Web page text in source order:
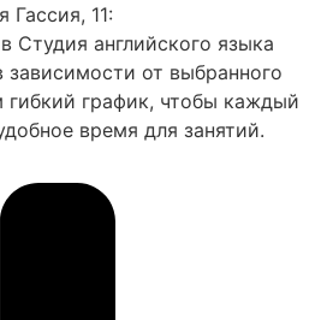
Гассия, 11:
Студия английского языка
зависимости от выбранного
гибкий график, чтобы каждый
время для занятий.